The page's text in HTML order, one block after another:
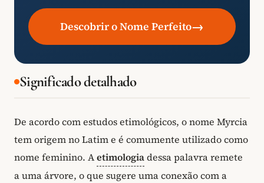
Descobrir o Nome Perfeito→
Significado detalhado
De acordo com estudos etimológicos, o nome Myrcia
tem origem no Latim e é comumente utilizado como
nome feminino. Aetimologiadessa palavra remete
a uma árvore, o que sugere uma conexão com a